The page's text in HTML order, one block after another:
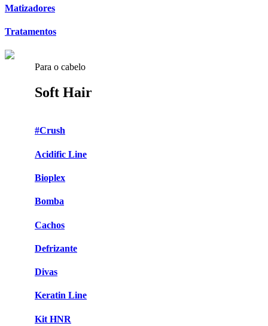
Matizadores
Tratamentos
Para o cabelo
Soft Hair
#Crush
Acidific Line
Bioplex
Bomba
Cachos
Defrizante
Divas
Keratin Line
Kit HNR